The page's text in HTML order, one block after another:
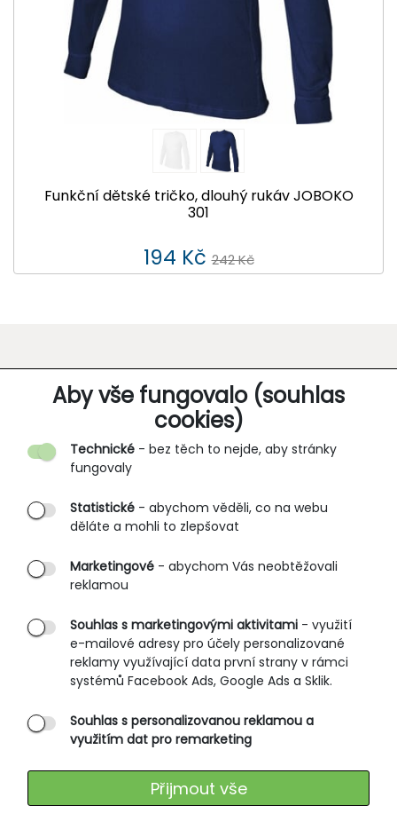
Aby vše fungovalo (souhlas
cookies)
Technické - bez těch to nejde, aby stránky
fungovaly
Statistické - abychom věděli, co na webu
děláte a mohli to zlepšovat
Marketingové - abychom Vás neobtěžovali
reklamou
Souhlas s marketingovými aktivitami - využití
e-mailové adresy pro účely personalizované
reklamy využívající data první strany v rámci
systémů Facebook Ads, Google Ads a Sklik.
Souhlas s personalizovanou reklamou a
využitím dat pro remarketing
Přijmout vše
Funkční dětské tričko, dlouhý rukáv JOBOKO
301
194 Kč 242 Kč
O SPOLEČNOSTI
O nás
Partnerské prodejny
B2B vstup
PRŮVODCE NAKUPOVÁNÍM
Obchodní podmínky
Rozměrové tabulky
Způsoby doručení
Ochrana osobních údajů
SLUŽBY ZÁKAZNÍKŮM